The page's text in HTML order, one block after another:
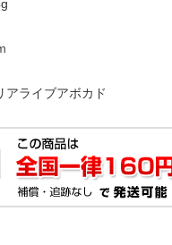
アライブアボカド